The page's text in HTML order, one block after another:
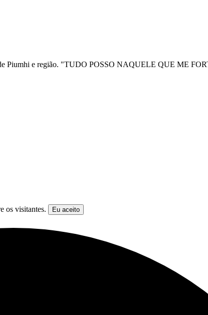
Piumhi e região. "TUDO POSSO NAQUELE QUE ME
os visitantes. Eu aceito